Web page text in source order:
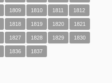
1809 1810 1811 1812
1818 1819 1820 1821
1827 1828 1829 1830
1836 1837